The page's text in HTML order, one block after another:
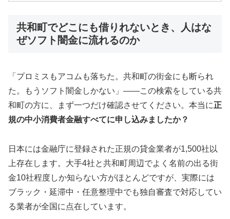
共和町でどこにも借りれないとき、人はな
ぜソフト闇金に流れるのか
「プロミスもアコムも落ちた。共和町の街金にも断られ
た。もうソフト闇金しかない」——この検索をしている共
和町の方に、まず一つだけ確認させてください。本当に正
規の中小消費者金融すべてに申し込みましたか？
日本には金融庁に登録された正規の貸金業者が1,500社以
上存在します。大手4社と共和町周辺でよく名前の出る街
金10社程度しか知らない方がほとんどですが、実際には
ブラック・延滞中・任意整理中でも独自審査で対応してい
る業者が全国に点在しています。